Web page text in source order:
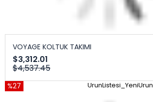
VOYAGE KOLTUK TAKIMI
$3,312.01
$4,537.45
%27 UrunListesi_YeniUrun